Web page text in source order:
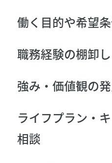
働く目的や希望
職務経験の棚卸し
強み・価値観の
ライフプラン・
相談